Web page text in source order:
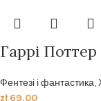
Гаррі Поттер
Фентезі і фантастика,
zł 69.00